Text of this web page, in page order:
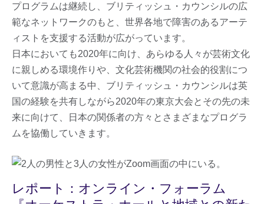
プログラムは継続し、ブリティッシュ・カウンシルの広
範なネットワークのもと、世界各地で障害のあるアーテ
ィストを支援する活動が広がっています。
日本においても2020年に向け、あらゆる人々が芸術文化
に親しめる環境作りや、文化芸術機関の社会的役割につ
いて意識が高まる中、ブリティッシュ・カウンシルは英
国の経験を共有しながら2020年の東京大会とその先の未
来に向けて、日本の関係者の方々とさまざまなプログラ
ムを協働していきます。
レポート：オンライン・フォーラム